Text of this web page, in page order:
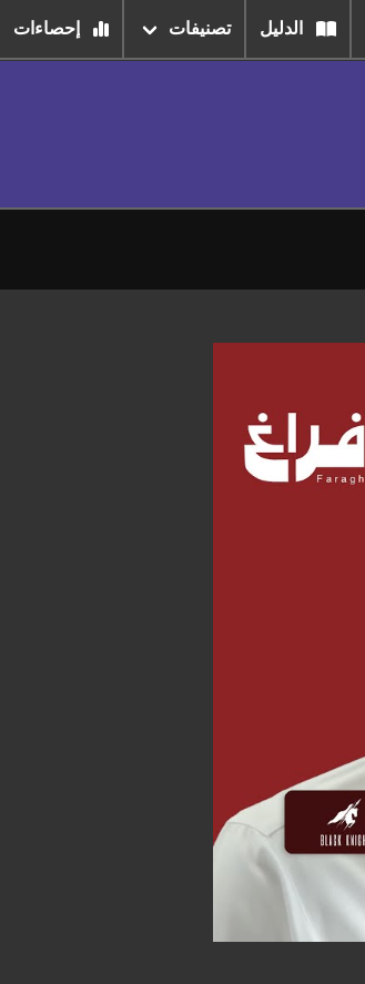
الدليل تصنيفات إحصاءات